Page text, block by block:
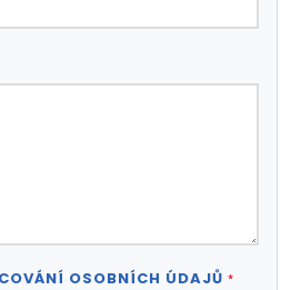
OSOBNÍCH ÚDAJŮ *